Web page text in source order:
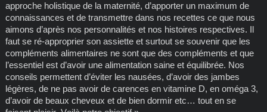
approche holistique de la maternité, d’apporter un maximum de
connaissances et de transmettre dans nos recettes ce que nous
aimons d’après nos personnalités et nos histoires respectives. Il
faut se ré-approprier son assiette et surtout se souvenir que les
compléments alimentaires ne sont que des compléments et que
l’essentiel est d’avoir une alimentation saine et équilibrée. Nos
conseils permettent d’éviter les nausées, d’avoir des jambes
légères, de ne pas avoir de carences en vitamine D, en oméga 3,
d’avoir de beaux cheveux et de bien dormir etc… tout en se